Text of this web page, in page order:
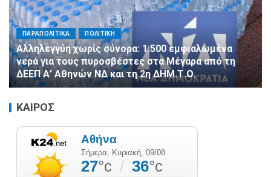
ΠΑΡΑΠΟΛΙΤΙΚΑ ΠΟΛΙΤΙΚΗ
Αλληλεγγύη χωρίς σύνορα: 1.500 εμφιαλωμένα
νερά για τους πυροσβέστες στα Μέγαρα από τη
ΔΕΕΠ Α’ Αθηνών ΝΔ και τη 2η ΔΗΜ.Τ.Ο.
ΚΑΙΡΟΣ